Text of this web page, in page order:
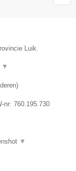
Luik.
▼
)
nr: 760.195.730
▼